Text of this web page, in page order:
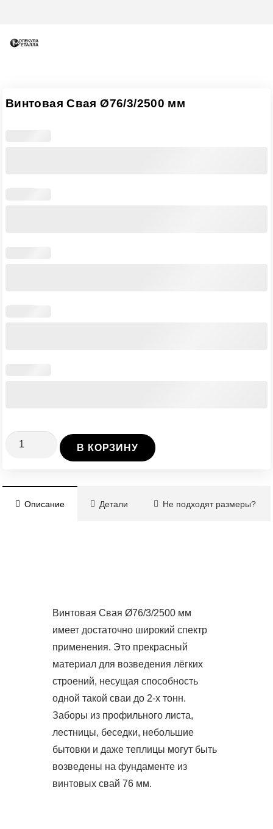
Винтовая Свая Ø76/3/2500 мм
Количество
Ø76/3/2500
мм
В КОРЗИНУ
Описание Детали Не подходят размеры?
Винтовая Свая Ø76/3/2500 мм
имеет достаточно широкий спектр
применения. Это прекрасный
материал для возведения лёгких
строений, несущая способность
одной такой сваи до 2-х тонн.
Заборы из профильного листа,
лестницы, беседки, небольшие
бытовки и даже теплицы могут быть
возведены на фундаменте из
винтовых свай 76 мм.